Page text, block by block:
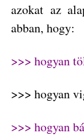
azokat az
abban, hogy:
>>> hogyan
>>> hogyan
>>> hogyan